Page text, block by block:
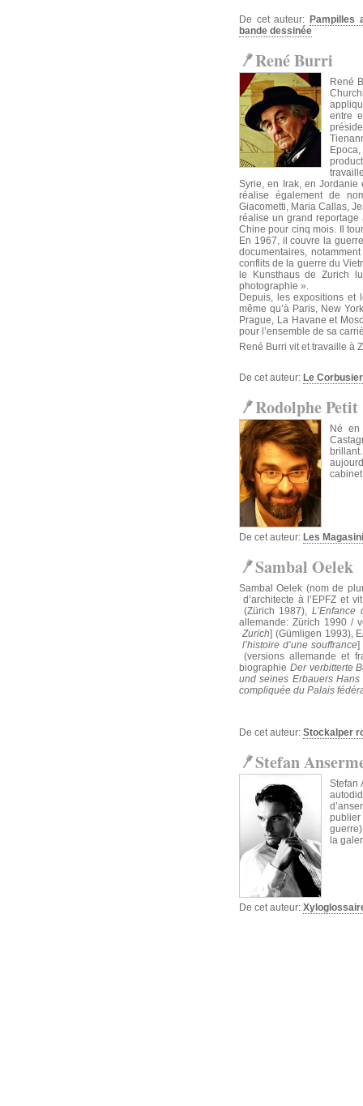
De cet auteur: Pampilles
bande dessinée
René Burri
René
entre
Syrie, en Irak, en
réalise également de
Giacometti, Maria Callas,
réalise un grand
Chine pour cinq mois. Il
En 1967, il couvre la
documentaires,
conflits de la guerre du
le Kunsthaus de Zurich
photographie ».
Depuis, les expositions et
même qu’à Paris, New
Prague, La Havane et
pour l’ensemble de sa
René Burri vit et travaille à
De cet auteur: Le
Rodolphe Petit
Né en
De cet auteur: Les
Sambal Oelek
Sambal Oelek (nom de
d’architecte à l’EPFZ et
(Zürich 1987),
allemande: Zürich 1990 /
Zurich] (Gümligen 1993), E
l’histoire d’une souffrance]
(versions allemande et
biographie Der verbitterte
und seines Erbauers
compliquée du Palais
De cet auteur: Stockalper
Stefan
Stefan
publier
la
De cet auteur: